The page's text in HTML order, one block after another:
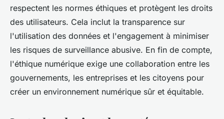
respectent les normes éthiques et protègent les droits
des utilisateurs. Cela inclut la transparence sur
l'utilisation des données et l'engagement à minimiser
les risques de surveillance abusive. En fin de compte,
l'éthique numérique exige une collaboration entre les
gouvernements, les entreprises et les citoyens pour
créer un environnement numérique sûr et équitable.